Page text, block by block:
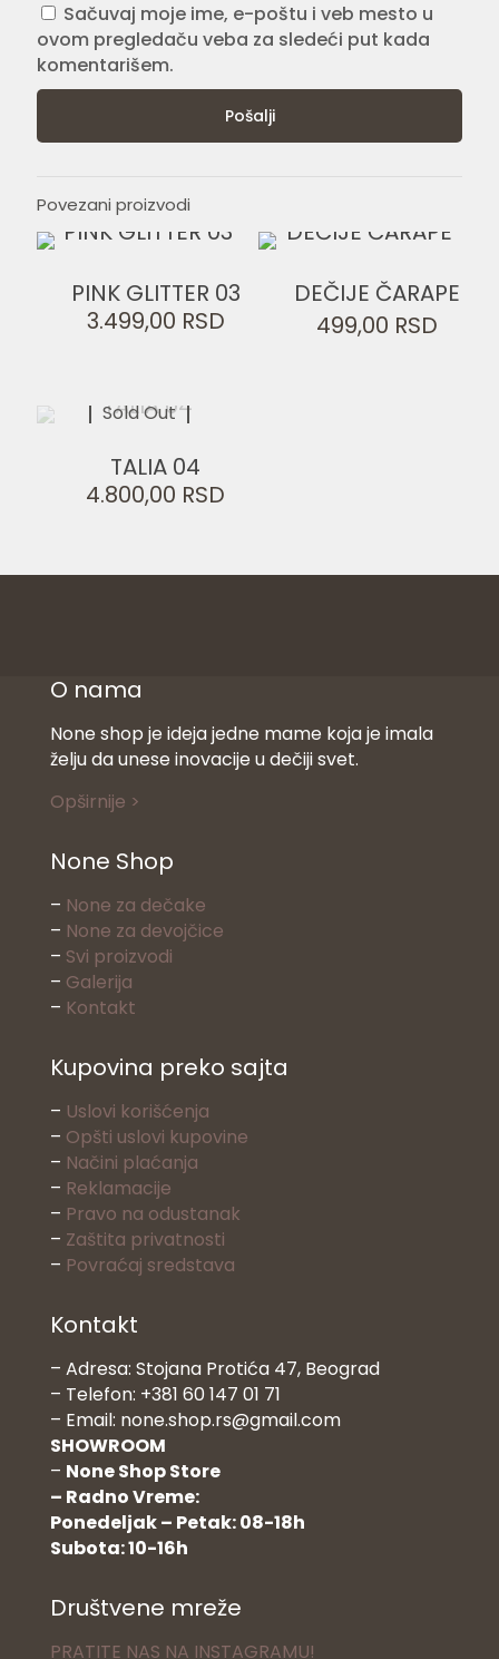
Sačuvaj moje ime, e-poštu i veb mesto u
ovom pregledaču veba za sledeći put kada
komentarišem.
Povezani proizvodi
PINK GLITTER 03
3.499,00 RSD
DEČIJE ČARAPE
499,00 RSD
Sold Out
TALIA 04
4.800,00 RSD
O nama
None shop je ideja jedne mame koja je imala
želju da unese inovacije u dečiji svet.
Opširnije >
None Shop
– None za dečake
– None za devojčice
– Svi proizvodi
– Galerija
– Kontakt
Kupovina preko sajta
– Uslovi korišćenja
– Opšti uslovi kupovine
– Načini plaćanja
– Reklamacije
– Pravo na odustanak
– Zaštita privatnosti
– Povraćaj sredstava
Kontakt
– Adresa: Stojana Protića 47, Beograd
– Telefon: +381 60 147 01 71
– Email: none.shop.rs@gmail.com
SHOWROOM
– None Shop Store
– Radno Vreme:
Ponedeljak – Petak: 08-18h
Subota: 10-16h
Društvene mreže
PRATITE NAS NA INSTAGRAMU!